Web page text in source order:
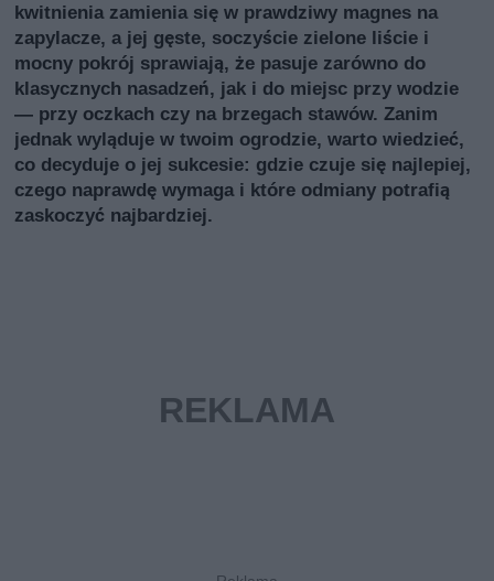
kwitnienia zamienia się w prawdziwy magnes na
zapylacze, a jej gęste, soczyście zielone liście i
mocny pokrój sprawiają, że pasuje zarówno do
klasycznych nasadzeń, jak i do miejsc przy wodzie
— przy oczkach czy na brzegach stawów. Zanim
jednak wyląduje w twoim ogrodzie, warto wiedzieć,
co decyduje o jej sukcesie: gdzie czuje się najlepiej,
czego naprawdę wymaga i które odmiany potrafią
zaskoczyć najbardziej.